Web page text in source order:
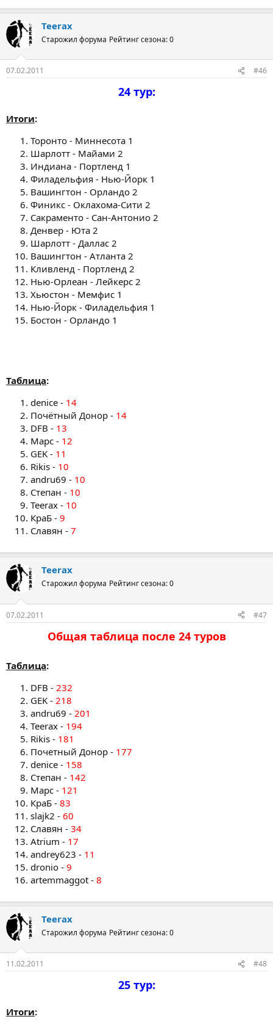
Teerax
Старожил форума Рейтинг сезона: 0
07.02.2011 #46
24 тур:
Итоги:
Торонто - Миннесота 1
Шарлотт - Майами 2
Индиана - Портленд 1
Филадельфия - Нью-Йорк 1
Вашингтон - Орландо 2
Финикс - Оклахома-Сити 2
Сакраменто - Сан-Антонио 2
Денвер - Юта 2
Шарлотт - Даллас 2
Вашингтон - Атланта 2
Кливленд - Портленд 2
Нью-Орлеан - Лейкерс 2
Хьюстон - Мемфис 1
Нью-Йорк - Филадельфия 1
Бостон - Орландо 1
Таблица:
denice - 14
Почётный Донор - 14
DFB - 13
Марс - 12
GEK - 11
Rikis - 10
andru69 - 10
Степан - 10
Teerax - 10
КраБ - 9
Славян - 7
Teerax
Старожил форума Рейтинг сезона: 0
07.02.2011 #47
Общая таблица после 24 туров​
Таблица:
DFB - 232
GEK - 218
andru69 - 201
Teerax - 194
Rikis - 181
Почетный Донор - 177
denice - 158
Степан - 142
Марс - 121
КраБ - 83
slajk2 - 60
Славян - 34
Atrium - 17
andrey623 - 11
dronio - 9
artemmaggot - 8
Teerax
Старожил форума Рейтинг сезона: 0
11.02.2011 #48
25 тур:
Итоги: